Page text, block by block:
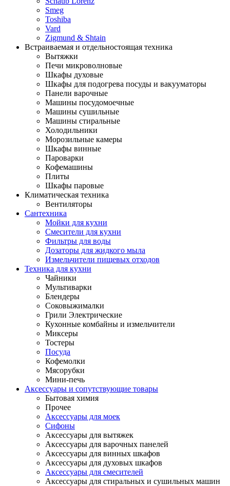
Smeg
Toshiba
Vard
Zigmund & Shtain
Встраиваемая и отдельностоящая техника
Вытяжки
Печи микроволновые
Шкафы духовые
Шкафы для подогрева посуды и вакууматоры
Панели варочные
Машины посудомоечные
Машины сушильные
Машины стиральные
Холодильники
Морозильные камеры
Шкафы винные
Пароварки
Кофемашины
Плиты
Шкафы паровые
Климатическая техника
Вентиляторы
Сантехника
Мойки для кухни
Смесители для кухни
Фильтры для воды
Дозаторы для жидкого мыла
Измельчители пищевых отходов
Техника для кухни
Чайники
Мультиварки
Блендеры
Соковыжималки
Грили Электрические
Кухонные комбайны и измельчители
Миксеры
Тостеры
Посуда
Кофемолки
Мясорубки
Мини-печь
Аксессуары и сопутствующие товары
Бытовая химия
Прочее
Аксессуары для моек
Сифоны
Аксессуары для вытяжек
Аксессуары для варочных панелей
Аксессуары для винных шкафов
Аксессуары для духовых шкафов
Аксессуары для смесителей
Аксессуары для стиральных и сушильных машин